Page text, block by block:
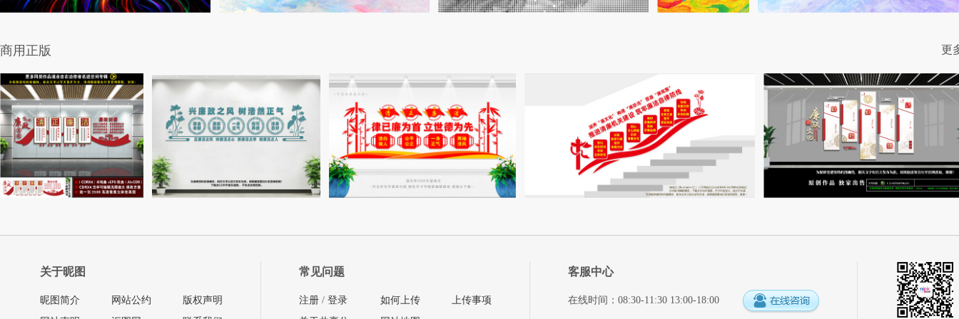
商用正版 更
关于昵图
昵图简介
网站公约
版权声明
常见问题
注册 / 登录
如何上传
上传事项
客服中心
在线时间：08:30-11:30 13:00-18:00